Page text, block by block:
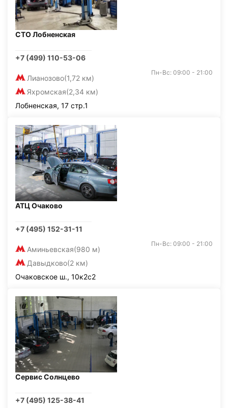
СТО Лобненская
+7 (499) 110-53-06
Лианозово(1,72 км)
Яхромская(2,34 км)
Пн-Вс: 09:00 - 21:00
Лобненская, 17 стр.1
АТЦ Очаково
+7 (495) 152-31-11
Аминьевская(980 м)
Давыдково(2 км)
Пн-Вс: 09:00 - 21:00
Очаковское ш., 10к2с2
Сервис Солнцево
+7 (495) 125-38-41